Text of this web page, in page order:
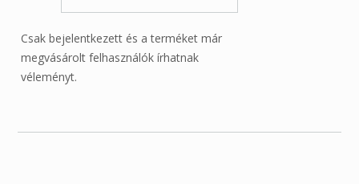
Csak bejelentkezett és a terméket már
megvásárolt felhasználók írhatnak
véleményt.